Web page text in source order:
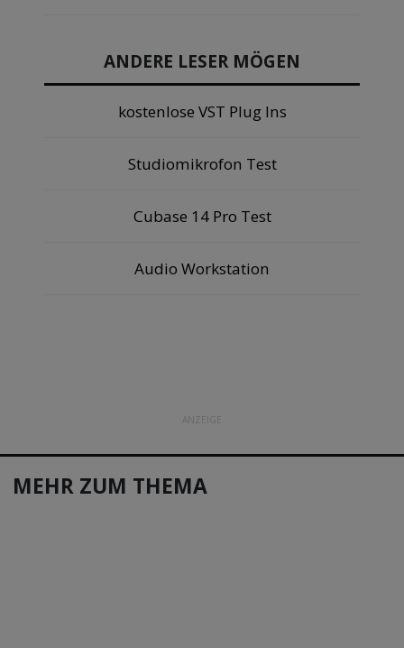
ANDERE LESER MÖGEN
kostenlose VST Plug Ins
Studiomikrofon Test
Cubase 14 Pro Test
Audio Workstation
ANZEIGE
MEHR ZUM THEMA